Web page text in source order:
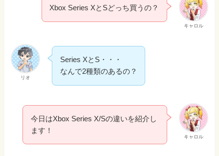
キャロル
Xbox Series XとSどっち買うの？
リオ
Series XとS・・・
なんで2種類のあるの？
キャロル
今日はXbox Series X/Sの違いを紹介し
ます！